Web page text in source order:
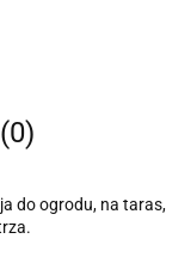
do ogrodu, na taras,